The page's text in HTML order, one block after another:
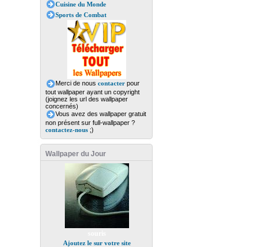
Cuisine du Monde
Sports de Combat
Merci de nous contacterpour
tout wallpaper ayant un copyright
(joignez les url des wallpaper
concernés)
Vous avez des wallpaper gratuit
non présent sur full-wallpaper ?
contactez-nous;)
Wallpaper du Jour
Ajoutez le sur votre site